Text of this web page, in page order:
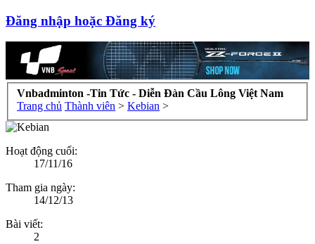
Đăng nhập hoặc Đăng ký
Vnbadminton -Tin Tức - Diễn Đàn Cầu Lông Việt Nam
Trang chủ Thành viên > Kebian >
Hoạt động cuối:
17/11/16
Tham gia ngày:
14/12/13
Bài viết:
2